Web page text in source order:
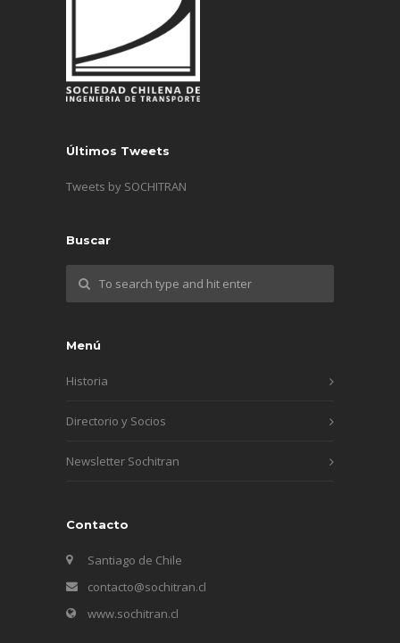
Últimos Tweets
Tweets by SOCHITRAN
Buscar
Menú
Historia
Directorio y Socios
Newsletter Sochitran
Contacto
Santiago de Chile
contacto@sochitran.cl
www.sochitran.cl